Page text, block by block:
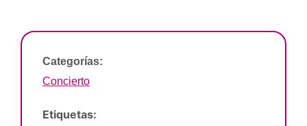
Categorías:
Concierto
Etiquetas: